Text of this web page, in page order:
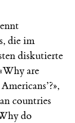
die im
diskutierte
are
countries
do